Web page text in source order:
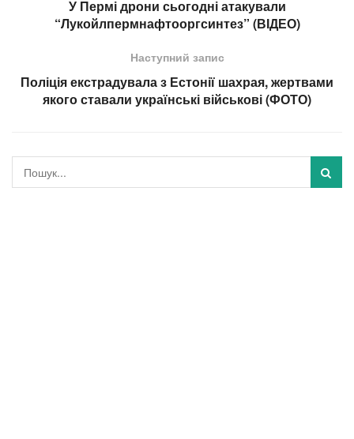
У Пермі дрони сьогодні атакували
“Лукойлпермнафтооргсинтез” (ВІДЕО)
Наступний запис
Поліція екстрадувала з Естонії шахрая, жертвами
якого ставали українські військові (ФОТО)